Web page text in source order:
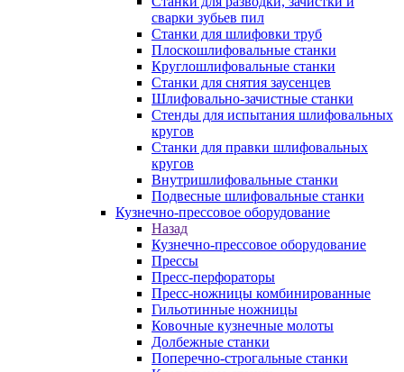
сварки зубьев пил
Станки для шлифовки труб
Плоскошлифовальные станки
Круглошлифовальные станки
Станки для снятия заусенцев
Шлифовально-зачистные станки
Стенды для испытания шлифовальных
кругов
Станки для правки шлифовальных
кругов
Внутришлифовальные станки
Подвесные шлифовальные станки
Кузнечно-прессовое оборудование
Назад
Кузнечно-прессовое оборудование
Прессы
Пресс-перфораторы
Пресс-ножницы комбинированные
Гильотинные ножницы
Ковочные кузнечные молоты
Долбежные станки
Поперечно-строгальные станки